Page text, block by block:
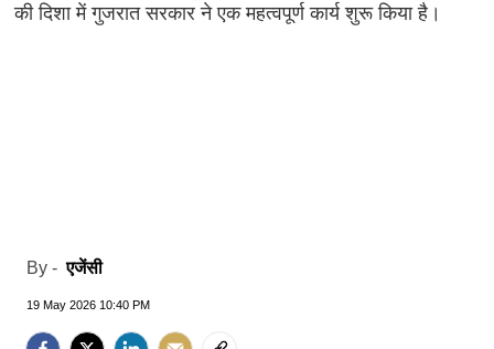
की दिशा में गुजरात सरकार ने एक महत्वपूर्ण कार्य शुरू किया है।
By -एजेंसी
19 May 2026 10:40 PM